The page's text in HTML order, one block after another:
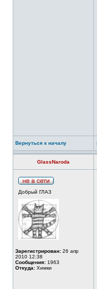
Вернуться к началу
GlassNaroda
Добрый ГЛАЗ
Зарегистрирован: 26 апр
2010 12:38
Сообщения: 1963
Откуда: Химки